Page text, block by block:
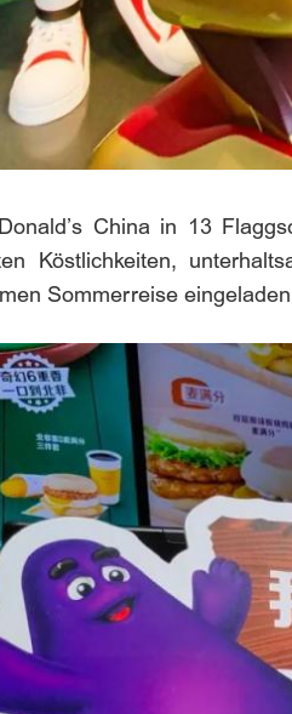
China in 13
Köstlichkeiten,
Sommerreise